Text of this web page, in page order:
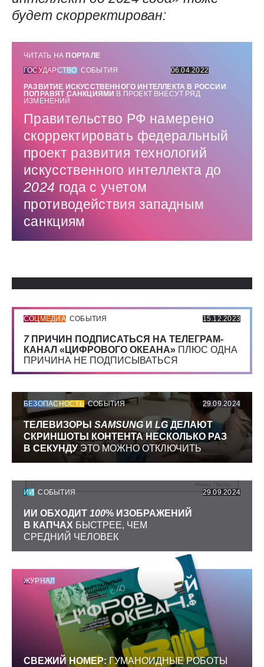
будет скорректирован:
ЧИТАТЬ НА ПОРТАЛЕ
ГОСУДАРСТВО СОБЫТИЯ
06.04.2022
РАЗВИТИЕ ИСКУССТВЕННОГО ИНТЕЛЛЕКТА В РОССИИ
ПОПРАВЯТ САНКЦИЯМИ В ПРОЕКТ ВНЕСУТ РЯД
ИЗМЕНЕНИЙ
Правительство РФ намерено
скорректировать федеральный
проект развития технологий
искусственного интеллекта до
2024 года с учетом
противодействия западным
санкциям
СОЦМЕДИА СОБЫТИЯ 15.12.2023
7 ПРИЧИН ПОДПИСАТЬСЯ НА ТЕЛЕГРАМ-
КАНАЛ «ЦИФРОВОГО ОКЕАНА» ПЛЮС ОДНА
ПРИЧИНА НЕ ПОДПИСЫВАТЬСЯ
БЕЗОПАСНОСТЬ СОБЫТИЯ 29.09.2024
ТЕЛЕВИЗОРЫ SAMSUNG И LGДЕЛАЮТ
СКРИНШОТЫ КОНТЕНТА НЕСКОЛЬКО РАЗ
В СЕКУНДУЭТО МОЖНО ОТКЛЮЧИТЬ
ИИ СОБЫТИЯ 29.09.2024
ИИ ОБХОДИТ 100% ИЗОБРАЖЕНИЙ
В КАПЧАХ БЫСТРЕЕ, ЧЕМ
СРЕДНИЙ ЧЕЛОВЕК
ЖУРНАЛ
СВЕЖИЙ НОМЕР: ГУМАНОИДНЫЕ РОБОТЫ